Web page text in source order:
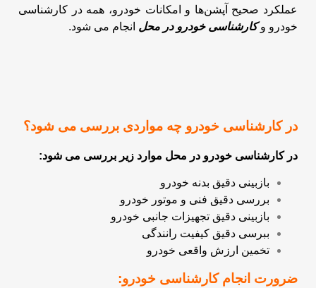
عملکرد صحیح آپشن‌ها و امکانات خودرو، همه در کارشناسی
خودرو وکارشناسی خودرو در محل انجام می شود.
در کارشناسی خودرو چه مواردی بررسی می شود؟
در کارشناسی خودرو در محل موارد زیر بررسی می شود:
بازبینی دقیق بدنه خودرو
بررسی دقیق فنی و موتور خودرو
بازبینی دقیق تجهیزات جانبی خودرو
ببرسی دقیق کیفیت رانندگی
تخمین ارزش واقعی خودرو
ضرورت انجام کارشناسی خودرو: